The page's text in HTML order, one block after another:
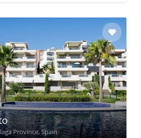
Province, Spain